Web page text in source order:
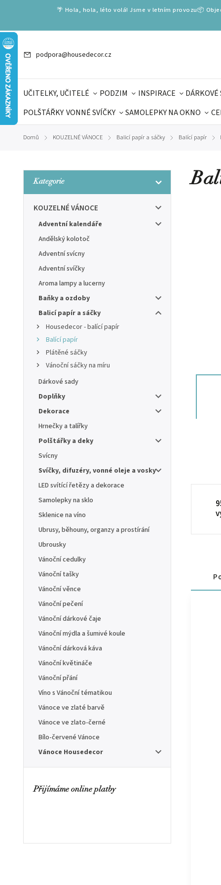
🌴 Hola, hola, léto volá! Jsme v letním provozu📦
podpora@housedecor.cz
UČITELKY, UČITELÉ PODZIM INSPIRACE DÁRKOVÉ
POLŠTÁŘKY VONNÉ SVÍČKY SAMOLEPKY NA OKNO
DÁRKOVÉ VOUCHERY
Domů / KOUZELNÉ VÁNOCE / Balicí papír a sáčky / Balící papír /
Kategorie
KOUZELNÉ VÁNOCE
Adventní kalendáře
Andělský kolotoč
Adventní svícny
Adventní svíčky
Aroma lampy a lucerny
Baňky a ozdoby
Balicí papír a sáčky
Housedecor - balící papír
Balící papír
Plátěné sáčky
Vánoční sáčky na míru
Dárkové sady
Doplňky
Dekorace
Hrnečky a talířky
Polštářky a deky
Svícny
Svíčky, difuzéry, vonné oleje a vosky
LED svítící řetězy a dekorace
Samolepky na sklo
Sklenice na víno
Ubrusy, běhouny, organzy a prostírání
Ubrousky
Vánoční cedulky
Vánoční tašky
Vánoční věnce
Vánoční pečení
Vánoční dárkové čaje
Vánoční mýdla a šumivé koule
Vánoční dárková káva
Vánoční květináče
Vánoční přání
Víno s Vánoční tématikou
Vánoce ve zlaté barvě
Vánoce ve zlato-černé
Bílo-červené Vánoce
Vánoce Housedecor
Přijímáme online platby